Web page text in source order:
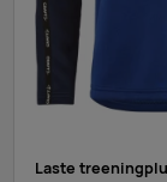
Laste